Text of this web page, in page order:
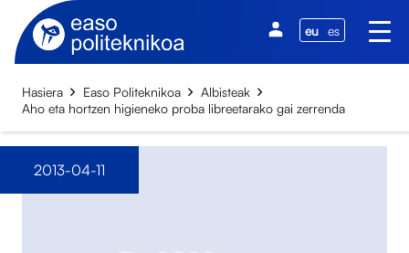
eu es
Hasiera Easo Politeknikoa
Albisteak
Aho eta hortzen higieneko proba libreetarako gai zerrenda
2013-04-11